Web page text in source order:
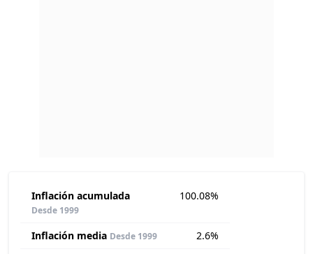
Inflación acumulada
Desde 1999
100.08%
Inflación media Desde 1999
2.6%